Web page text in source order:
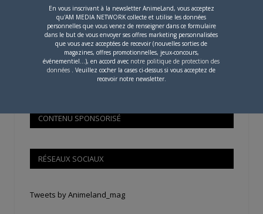
Si votre ville n'est pas dans la liste,contactez-nous
CONTENU SPONSORISÉ
RÉSEAUX SOCIAUX
Tweets by Animeland_mag
En vous inscrivant à la newsletter AnimeLand, vous acceptez
qu'AM MEDIA NETWORK collecte et utilise les données
personnelles que vous venez de renseigner dans ce formulaire
dans le but de vous envoyer ses offres marketing personnalisées
que vous avez acceptées de recevoir (nouvelles sorties de
magazines, offres promotionnelles, jeux-concours,
événementiel...), en accord avec notre politique de protection des
données . Veuillez cocher la cases ci-dessus si vous acceptez de
recevoir notre newsletter.